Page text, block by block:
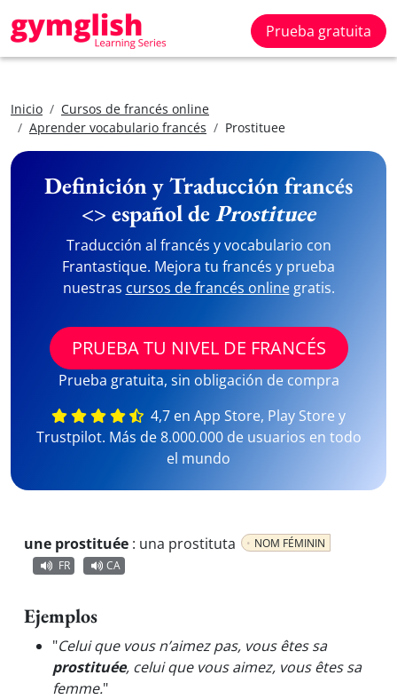
Prueba gratuita
Inicio
Cursos de francés online
Aprender vocabulario francés
Prostituee
Definición y Traducción francés
<> español deProstituee
Traducción al francés y vocabulario con
Frantastique. Mejora tu francés y prueba
nuestras cursos de francés onlinegratis.
PRUEBA TU NIVEL DE FRANCÉS
Prueba gratuita, sin obligación de compra
4,7 en App Store, Play Store y
Trustpilot. Más de 8.000.000 de usuarios en todo
el mundo
une prostituée : una prostituta
NOM FÉMININ
FR
CA
Ejemplos
"Celui que vous n’aimez pas, vous êtes sa
prostituée, celui que vous aimez, vous êtes sa
femme."